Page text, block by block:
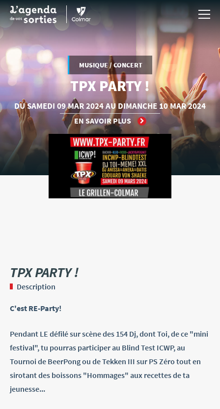
Aller au contenu principal
MUSIQUE / CONCERT
TPX PARTY !
DU SAMEDI 09 MAR2024AU DIMANCHE 10 MAR2024
EN SAVOIR PLUS
TPX PARTY !
Description
C'est RE-Party!
Pendant LE défilé sur scène des 154 Dj, dont Toi, de ce "mini
festival", tu pourras participer au Blind Test ICWP, au
Tournoi de BeerPong ou de Tekken III sur PS Zéro t​out en
sirotant des boissons "Hommages" aux recettes de ta
jeunesse...